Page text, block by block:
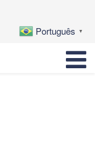
Português ▼